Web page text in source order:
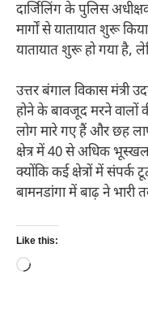
दार्जिलिंग के पुलिस
मार्गों से यातायात शुरू
यातायात शुरू हो गया है,
उत्तर बंगाल विकास मंत्री
होने के बावजूद मरने
लोग मारे गए हैं और छह
क्षेत्र में 40 से अधिक
क्योंकि कई क्षेत्रों में संपर्क
बामनडांगा में बाढ़ ने भारी
Like this:
Loading…